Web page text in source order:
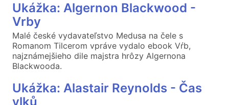
Ukážka: Algernon Blackwood -
Vrby
Malé české vydavateľstvo Medusa na čele s
Romanom Tilcerom vpráve vydalo ebook Vŕb,
najznámejšieho dile majstra hrôzy Algernona
Blackwooda.
Ukážka: Alastair Reynolds - Čas
vlků